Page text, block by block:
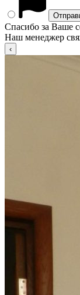
Спасибо за Ваше
Наш менеджер